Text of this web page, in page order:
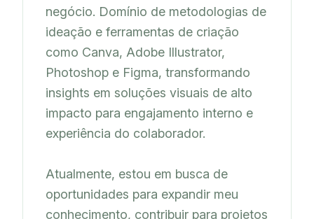
negócio. Domínio de metodologias de
ideação e ferramentas de criação
como Canva, Adobe Illustrator,
Photoshop e Figma, transformando
insights em soluções visuais de alto
impacto para engajamento interno e
experiência do colaborador.
Atualmente, estou em busca de
oportunidades para expandir meu
conhecimento, contribuir para projetos